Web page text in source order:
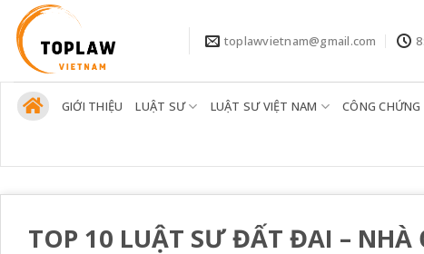
qua
nội
dung
toplawvietnam@gmail.com
GIỚI THIỆU LUẬT SƯ LUẬT SƯ VIỆT NAM CÔNG CHỨNG
TOP 10 LUẬT SƯ ĐẤT ĐAI – NHÀ